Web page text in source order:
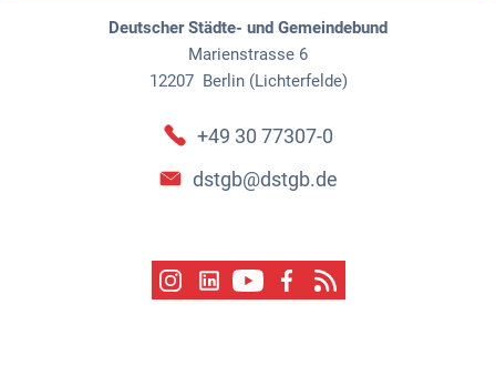
Deutscher Städte- und Gemeindebund
Marienstrasse 6
12207 Berlin (Lichterfelde)
+49 30 77307-0
dstgb@dstgb.de